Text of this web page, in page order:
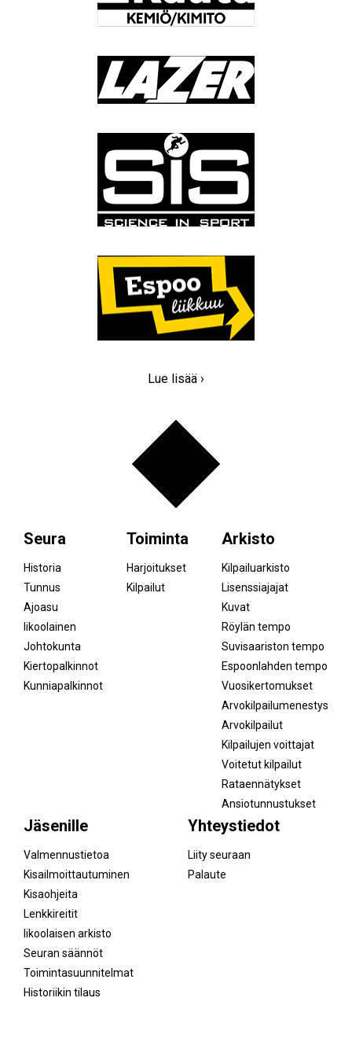
Lue lisää ›
Seura
Historia
Tunnus
Ajoasu
Iikoolainen
Johtokunta
Kiertopalkinnot
Kunniapalkinnot
Toiminta
Harjoitukset
Kilpailut
Arkisto
Kilpailuarkisto
Lisenssiajajat
Kuvat
Röylän tempo
Suvisaariston tempo
Espoonlahden tempo
Vuosikertomukset
Arvokilpailumenestys
Arvokilpailut
Kilpailujen voittajat
Voitetut kilpailut
Rataennätykset
Ansiotunnustukset
Jäsenille
Valmennustietoa
Kisailmoittautuminen
Kisaohjeita
Lenkkireitit
Iikoolaisen arkisto
Seuran säännöt
Toimintasuunnitelmat
Historiikin tilaus
Yhteystiedot
Liity seuraan
Palaute